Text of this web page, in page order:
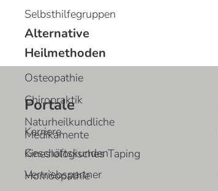
Selbsthilfegruppen
Alternative
Heilmethoden
Osteopathie
Chiropraktik
Naturheilkundliche
Medikamente
Kinesiologisches Taping
Homöopathie
Portale
Karriere
Geschäftskunden
Vertriebspartner